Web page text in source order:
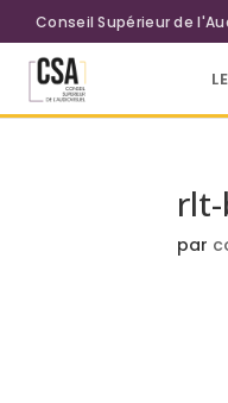
Aller au contenu principal
Conseil Supérieur de
par